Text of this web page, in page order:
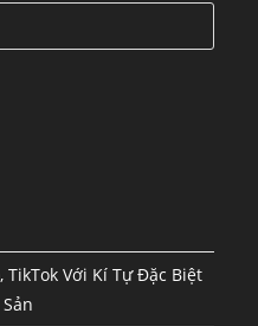
TikTok Với Kí Tự Đặc Biệt